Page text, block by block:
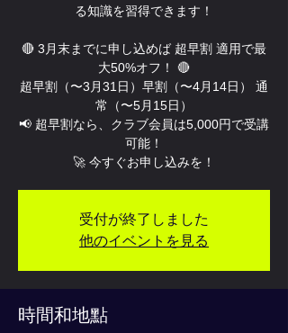
る知識を習得できます！
🔴 3月末までに申し込めば 超早割 適用で最
大50%オフ！ 🔴
超早割（〜3月31日）早割（〜4月14日） 通
常（〜5月15日）
📢 超早割なら、クラブ会員は5,000円で受講
可能！
🚀 今すぐお申し込みを！
受付が終了しました
他のイベントを見る
時間和地點